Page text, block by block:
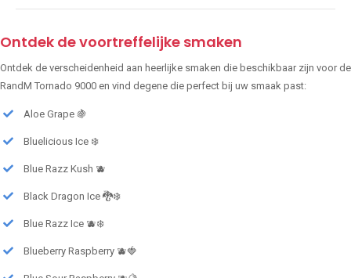
Ontdek de voortreffelijke smaken
Ontdek de verscheidenheid aan heerlijke smaken die beschikbaar zijn voor de
RandM Tornado 9000 en vind degene die perfect bij uw smaak past:
Aloe Grape 🍇
Bluelicious Ice ❄️
Blue Razz Kush 🫐
Black Dragon Ice 🐉❄️
Blue Razz Ice 🫐❄️
Blueberry Raspberry 🫐🍓